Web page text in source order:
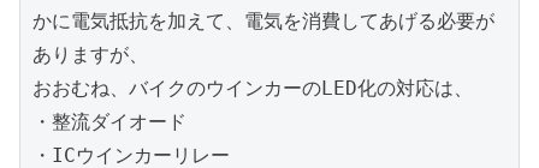
かに電気抵抗を加えて、電気を消費してあげる必要が
ありますが、
おおむね、バイクのウインカーのLED化の対応は、
・整流ダイオード
・ICウインカーリレー